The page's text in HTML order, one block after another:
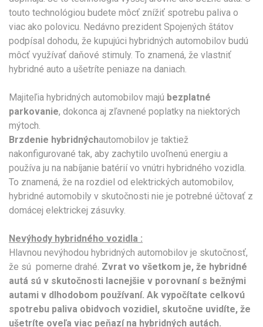
touto technológiou budete môcť znížiť spotrebu paliva o
viac ako polovicu. Nedávno prezident Spojených štátov
podpísal dohodu, že kupujúci hybridných automobilov budú
môcť využívať daňové stimuly. To znamená, že vlastniť
hybridné auto a ušetríte peniaze na daniach.
Majiteľia hybridných automobilov majú bezplatné
parkovanie, dokonca aj zľavnené poplatky na niektorých
mýtoch.
Brzdenie hybridnýchautomobilov je taktiež
nakonfigurované tak, aby zachytilo uvoľnenú energiu a
používa ju na nabíjanie batérií vo vnútri hybridného vozidla.
To znamená, že na rozdiel od elektrických automobilov,
hybridné automobily v skutočnosti nie je potrebné účtovať z
domácej elektrickej zásuvky.
Nevýhody hybridného vozidla :
Hlavnou nevýhodou hybridných automobilov je skutočnosť,
že sú pomerne drahé. Zvrat vo všetkom je, že hybridné
autá sú v skutočnosti lacnejšie v porovnaní s bežnými
autami v dlhodobom používaní. Ak vypočítate celkovú
spotrebu paliva obidvoch vozidiel, skutočne uvidíte, že
ušetríte oveľa viac peňazí na hybridných autách.